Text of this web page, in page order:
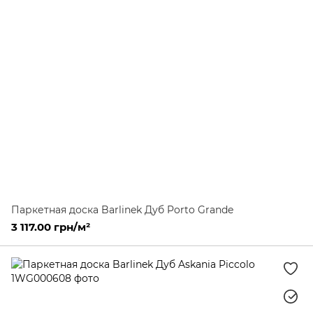
Паркетная доска Barlinek Дуб Porto Grande
3 117.00 грн/м²